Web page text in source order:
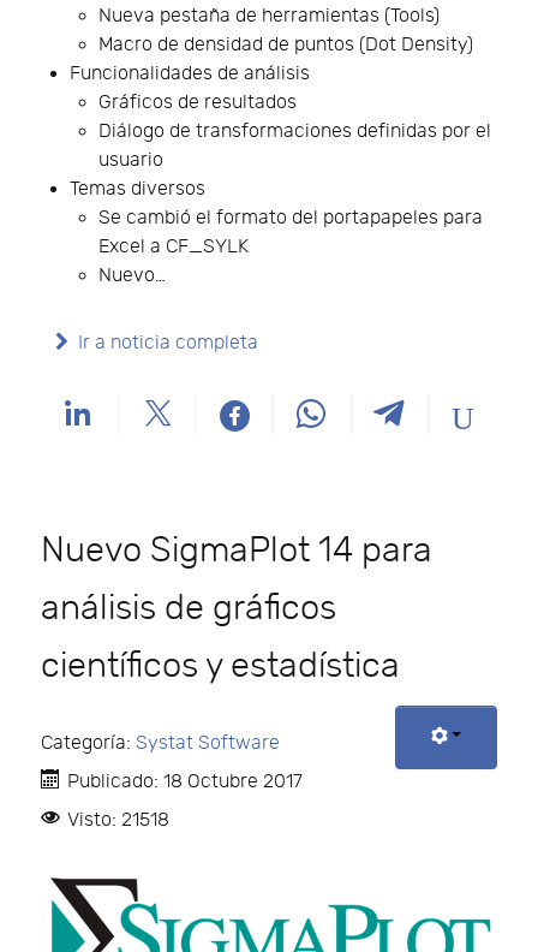
Nueva pestaña de herramientas (Tools)
Macro de densidad de puntos (Dot Density)
Funcionalidades de análisis
Gráficos de resultados
Diálogo de transformaciones definidas por el
usuario
Temas diversos
Se cambió el formato del portapapeles para
Excel a CF_SYLK
Nuevo…
Ir a noticia completa
Nuevo SigmaPlot 14 para
análisis de gráficos
científicos y estadística
Categoría: Systat Software
Publicado: 18 Octubre 2017
Visto: 21518